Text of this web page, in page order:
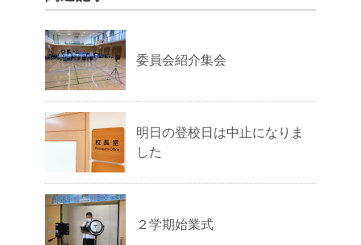
委員会紹介集会
明日の登校日は中止になりま
した
２学期始業式